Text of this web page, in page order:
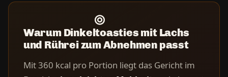
Warum Dinkeltoasties mit Lachs
und Rührei zum Abnehmen passt
Mit 360 kcal pro Portion liegt das Gericht im